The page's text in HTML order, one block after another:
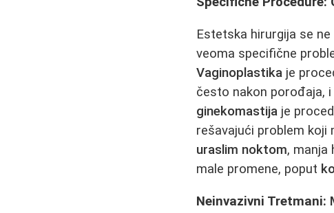
Estetska hirurgija se
veoma specifične
Vaginoplastika je
često nakon porođaja,
ginekomastija je
rešavajući problem koji
uraslim noktom, manja
male promene, poput
Neinvazivni Tretmani: